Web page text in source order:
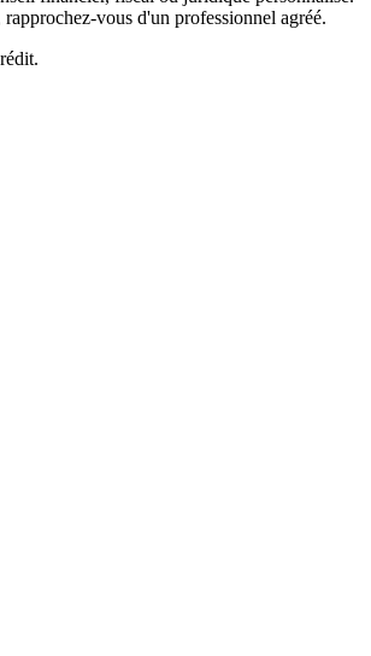
vous d'un professionnel agréé.